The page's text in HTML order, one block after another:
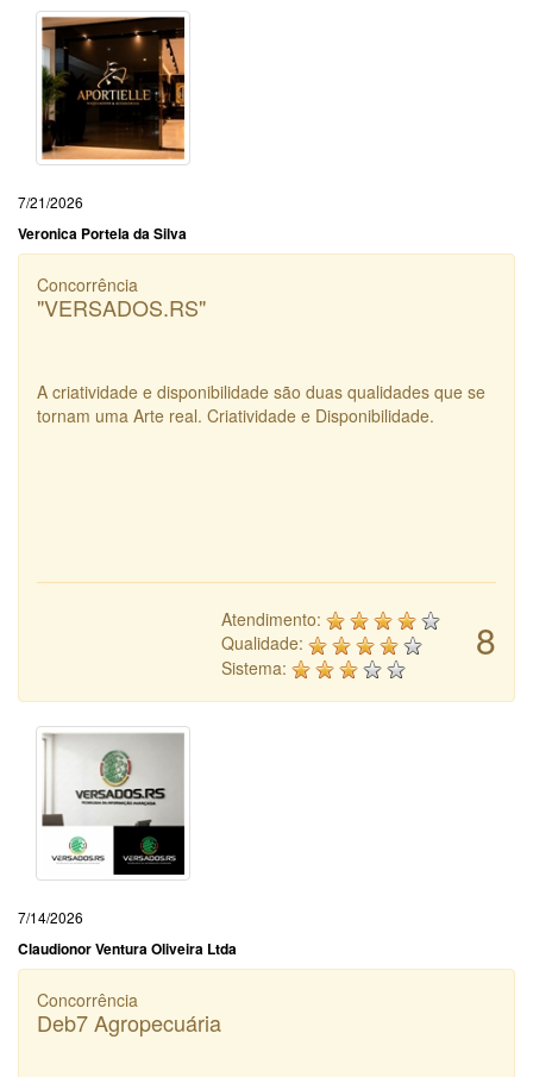
7/21/2026
Veronica Portela da Silva
Concorrência
"VERSADOS.RS"
A criatividade e disponibilidade são duas qualidades que se
tornam uma Arte real. Criatividade e Disponibilidade.
8
Atendimento:
Qualidade:
Sistema:
7/14/2026
Claudionor Ventura Oliveira Ltda
Concorrência
Deb7 Agropecuária